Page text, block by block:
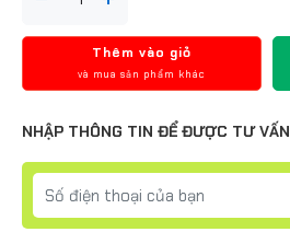
Thêm vào giỏ
và mua sản phẩm khác
NHẬP THÔNG TIN ĐỂ ĐƯỢC TƯ VẤN